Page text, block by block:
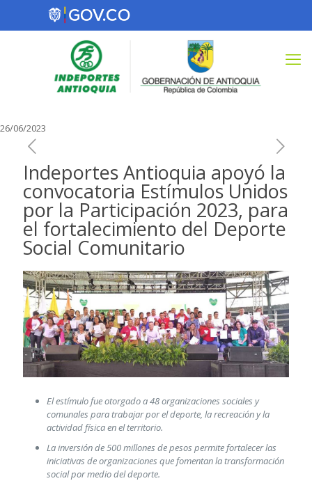
26/06/2023
Indeportes Antioquia apoyó la
convocatoria Estímulos Unidos
por la Participación 2023, para
el fortalecimiento del Deporte
Social Comunitario
El estímulo fue otorgado a 48 organizaciones sociales y
comunales para trabajar por el deporte, la recreación y la
actividad física en el territorio.
La inversión de 500 millones de pesos permite fortalecer las
iniciativas de organizaciones que fomentan la transformación
social por medio del deporte.